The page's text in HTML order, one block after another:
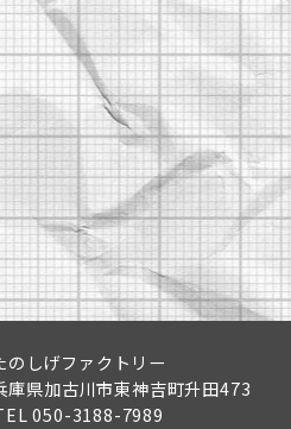
のしげファクトリー
庫県加古川市東神吉町升田473
050-3188-7989